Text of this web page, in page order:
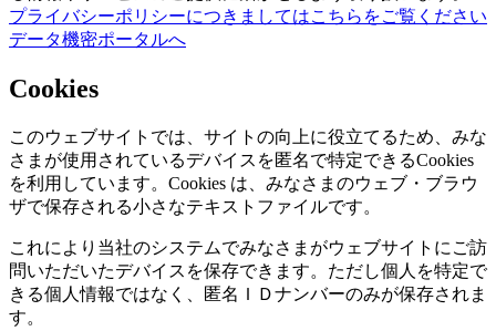
プライバシーポリシーにつきましてはこちらをご覧ください
データ機密ポータルへ
Cookies
このウェブサイトでは、サイトの向上に役立てるため、みな
さまが使用されているデバイスを匿名で特定できるCookies
を利用しています。Cookies は、みなさまのウェブ・ブラウ
ザで保存される小さなテキストファイルです。
これにより当社のシステムでみなさまがウェブサイトにご訪
問いただいたデバイスを保存できます。ただし個人を特定で
きる個人情報ではなく、匿名ＩＤナンバーのみが保存されま
す。